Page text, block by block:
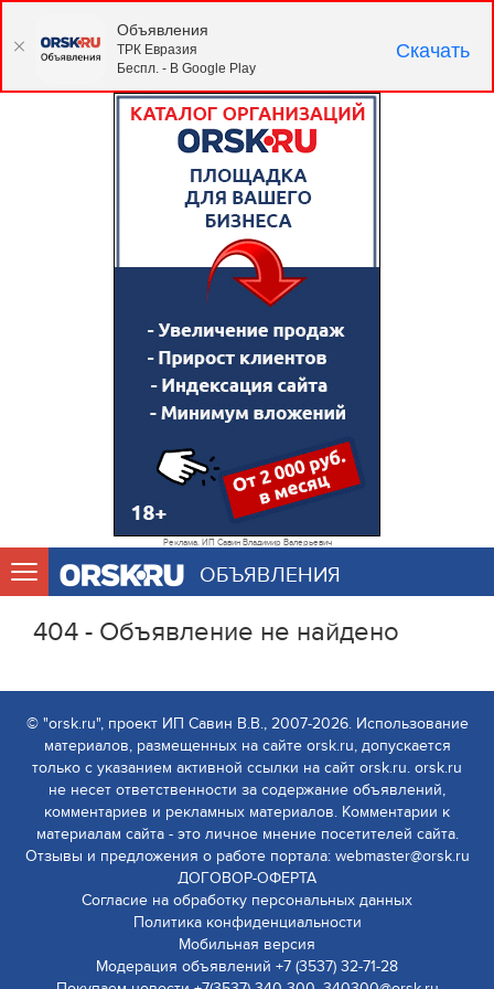
Реклама. ИП Савин Владимир Валерьевич
ОБЪЯВЛЕНИЯ
404 - Объявление не найдено
© "orsk.ru", проект ИП Савин В.В., 2007-2026. Использование
материалов, размещенных на сайте orsk.ru, допускается
только с указанием активной ссылки на сайт orsk.ru. orsk.ru
не несет ответственности за содержание объявлений,
комментариев и рекламных материалов. Комментарии к
материалам сайта - это личное мнение посетителей сайта.
Отзывы и предложения о работе портала: webmaster@orsk.ru
ДОГОВОР-ОФЕРТА
Согласие на обработку персональных данных
Политика конфиденциальности
Мобильная версия
Модерация объявлений +7 (3537) 32-71-28
Объявления
ТРК Евразия
Беспл. - В Google Play
Скачать